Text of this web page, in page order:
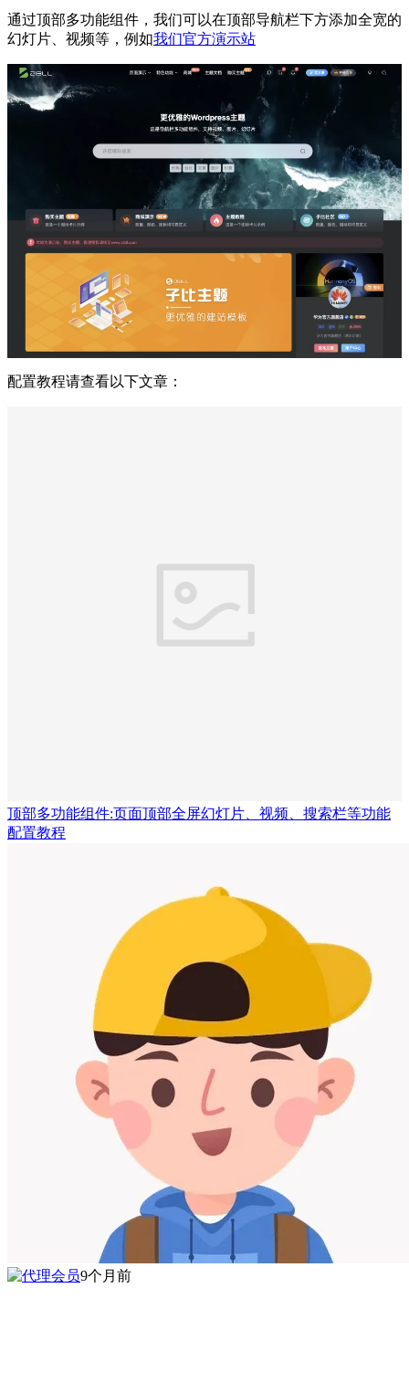
通过顶部多功能组件，我们可以在顶部导航栏下方添加全宽的
幻灯片、视频等，例如我们官方演示站
配置教程请查看以下文章：
顶部多功能组件:页面顶部全屏幻灯片、视频、搜索栏等功能
配置教程
9个月前